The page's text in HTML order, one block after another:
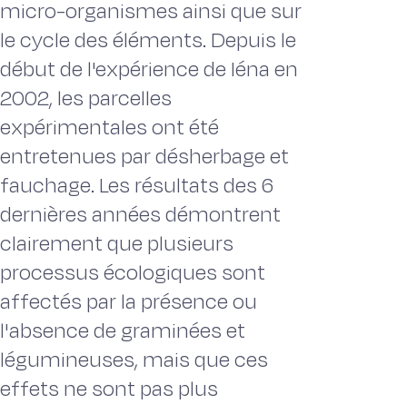
micro-organismes ainsi que sur
le cycle des éléments. Depuis le
début de l'expérience de Iéna en
2002, les parcelles
expérimentales ont été
entretenues par désherbage et
fauchage. Les résultats des 6
dernières années démontrent
clairement que plusieurs
processus écologiques sont
affectés par la présence ou
l'absence de graminées et
légumineuses, mais que ces
effets ne sont pas plus